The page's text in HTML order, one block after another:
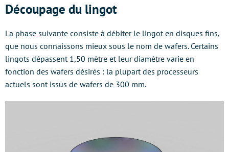
Découpage du lingot
La phase suivante consiste à débiter le lingot en disques fins,
que nous connaissons mieux sous le nom de wafers. Certains
lingots dépassent 1,50 mètre et leur diamètre varie en
fonction des wafers désirés : la plupart des processeurs
actuels sont issus de wafers de 300 mm.